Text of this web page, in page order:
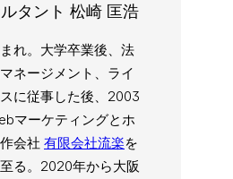
タント 松崎 匡浩
れ。大学卒業後、法
ネージメント、ライ
に従事した後、2003
マーケティングとホ
会社 有限会社流楽を
る。2020年から大阪